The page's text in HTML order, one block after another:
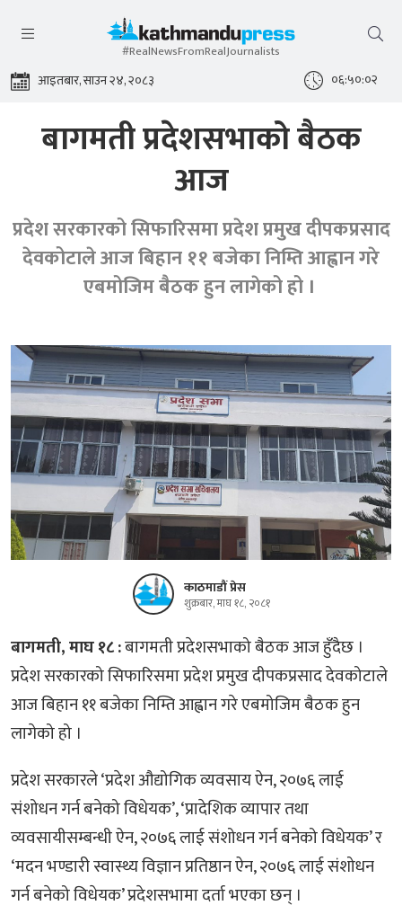
#RealNewsFromRealJournalists
आइतबार, साउन २४, २०८३ ०६:५०:०३
बागमती प्रदेशसभाको बैठक
आज
प्रदेश सरकारको सिफारिसमा प्रदेश प्रमुख दीपकप्रसाद
देवकोटाले आज बिहान ११ बजेका निम्ति आह्वान गरे
एबमोजिम बैठक हुन लागेको हो ।
काठमाडौं प्रेस
शुक्रबार, माघ १८, २०८१
बागमती, माघ १८ :बागमती प्रदेशसभाको बैठक आज हुँदैछ ।
प्रदेश सरकारको सिफारिसमा प्रदेश प्रमुख दीपकप्रसाद देवकोटाले
आज बिहान ११ बजेका निम्ति आह्वान गरे एबमोजिम बैठक हुन
लागेको हो ।
प्रदेश सरकारले ‘प्रदेश औद्योगिक व्यवसाय ऐन, २०७६ लाई
संशोधन गर्न बनेको विधेयक’, ‘प्रादेशिक व्यापार तथा
व्यवसायीसम्बन्धी ऐन, २०७६ लाई संशोधन गर्न बनेको विधेयक’ र
‘मदन भण्डारी स्वास्थ्य विज्ञान प्रतिष्ठान ऐन, २०७६ लाई संशोधन
गर्न बनेको विधेयक’ प्रदेशसभामा दर्ता भएका छन् ।